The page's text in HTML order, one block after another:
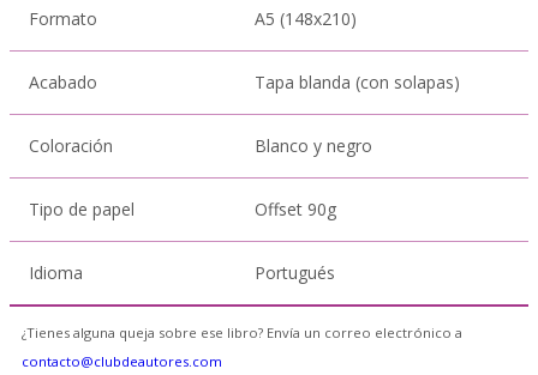
Formato A5 (148x210)
Acabado Tapa blanda (con solapas)
Coloración Blanco y negro
Tipo de papel Offset 90g
Idioma Portugués
¿Tienes alguna queja sobre ese libro? Envía un correo electrónico a
contacto@clubdeautores.com